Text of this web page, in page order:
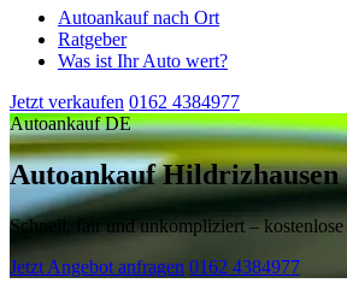
Autoankauf nach Ort
Ratgeber
Was ist Ihr Auto wert?
Jetzt verkaufen 0162 4384977
Autoankauf DE
Autoankauf Hildrizhausen
Schnell, fair und unkompliziert –
Jetzt Angebot anfragen 0162 4384977